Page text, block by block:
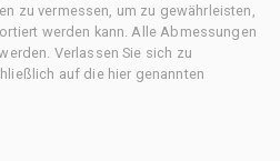
zu vermessen, um zu gewährleisten,
werden kann. Alle Abmessungen
Verlassen Sie sich zu
auf die hier genannten